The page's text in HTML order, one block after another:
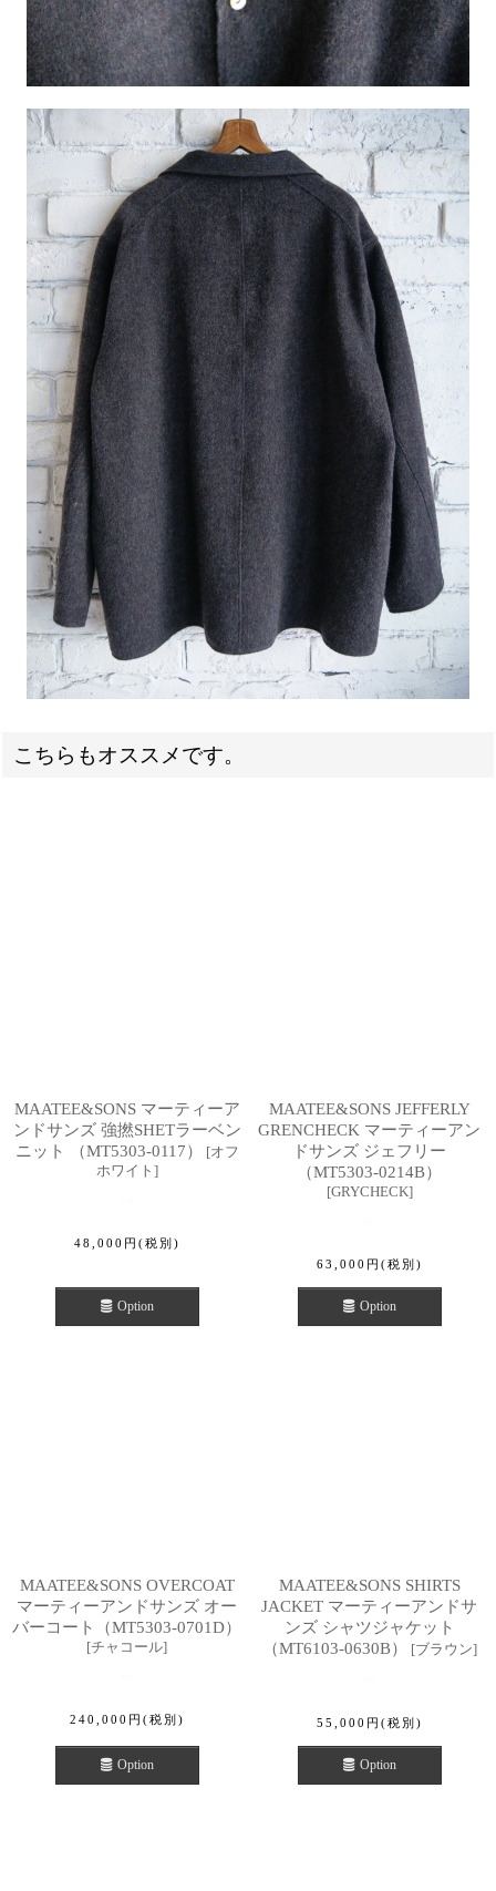
こちらもオススメです。
MAATEE&SONS マーティーア
ンドサンズ 強撚SHETラーベン
ニット （MT5303-0117）
[オフ
ホワイト ]
48,000 円 (税別)
Option
MAATEE&SONS JEFFERLY
GRENCHECK マーティーアン
ドサンズ ジェフリー
（MT5303-0214B）
[GRYCHECK]
63,000 円 (税別)
Option
MAATEE&SONS OVERCOAT
マーティーアンドサンズ オー
バーコート（MT5303-0701D）
[チャコール]
240,000 円 (税別)
Option
MAATEE&SONS SHIRTS
JACKET マーティーアンドサ
ンズ シャツジャケット
（MT6103-0630B）
[ブラウン]
55,000 円 (税別)
Option